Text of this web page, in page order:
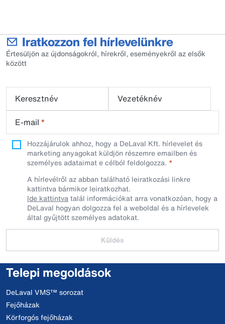
Iratkozzon fel hírlevelünkre
Értesüljön az újdonságokról, hírekről, eseményekről az elsők
között
Keresztnév
Vezetéknév
E-mail *
Hozzájárulok ahhoz, hogy a DeLaval Kft. hírlevelet és
marketing anyagokat küldjön részemre emailben és
személyes adataimat e célból feldolgozza.
A hírlevélről az abban található leiratkozási linkre
kattintva bármikor leiratkozhat.
Ide kattintvatalál információkat arra vonatkozóan, hogy a
DeLaval hogyan dolgozza fel a weboldal és a hírlevelek
által gyűjtött személyes adatokat.
Küldés
Telepi megoldások
DeLaval VMS™ sorozat
Fejőházak
Körforgós fejőházak